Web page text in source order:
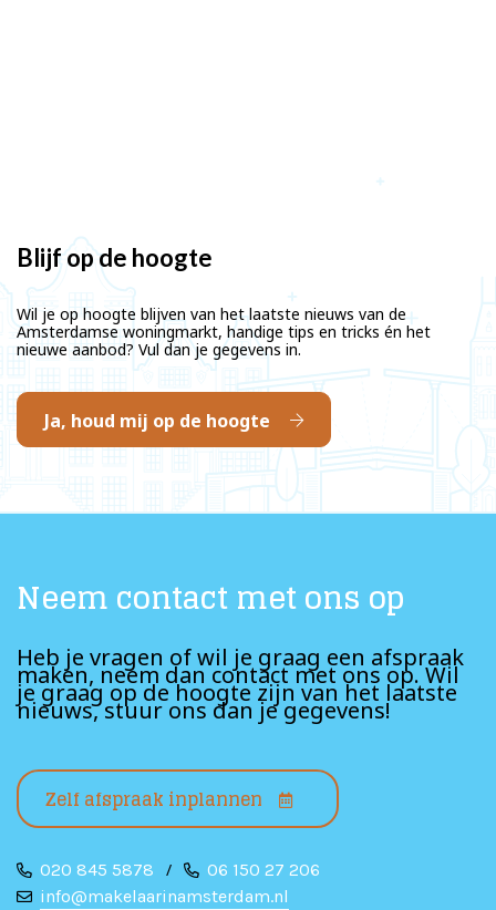
Blijf op de hoogte
Wil je op hoogte blijven van het laatste nieuws van de
Amsterdamse woningmarkt, handige tips en tricks én het
nieuwe aanbod? Vul dan je gegevens in.
Ja, houd mij op de hoogte
Neem contact met ons op
Heb je vragen of wil je graag een afspraak
maken, neem dan contact met ons op. Wil
je graag op de hoogte zijn van het laatste
nieuws, stuur ons dan je gegevens!
Zelf afspraak inplannen
020 845 5878 /
06 150 27 206
info@makelaarinamsterdam.nl